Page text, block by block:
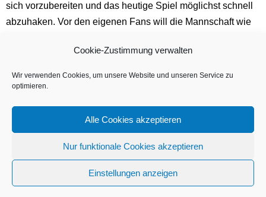
Cookie-Zustimmung verwalten
Wir verwenden Cookies, um unsere Website und unseren Service zu
optimieren.
Alle Cookies akzeptieren
Nur funktionale Cookies akzeptieren
Einstellungen anzeigen
sich vorzubereiten und das heutige Spiel möglichst schnell
abzuhaken. Vor den eigenen Fans will die Mannschaft wie
←Mit breiter Brust Tradition pur
Kontakt